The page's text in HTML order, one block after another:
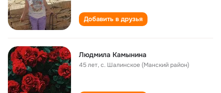
Добавить в друзья
Людмила Камынина
45 лет,с. Шалинское (Манский район)